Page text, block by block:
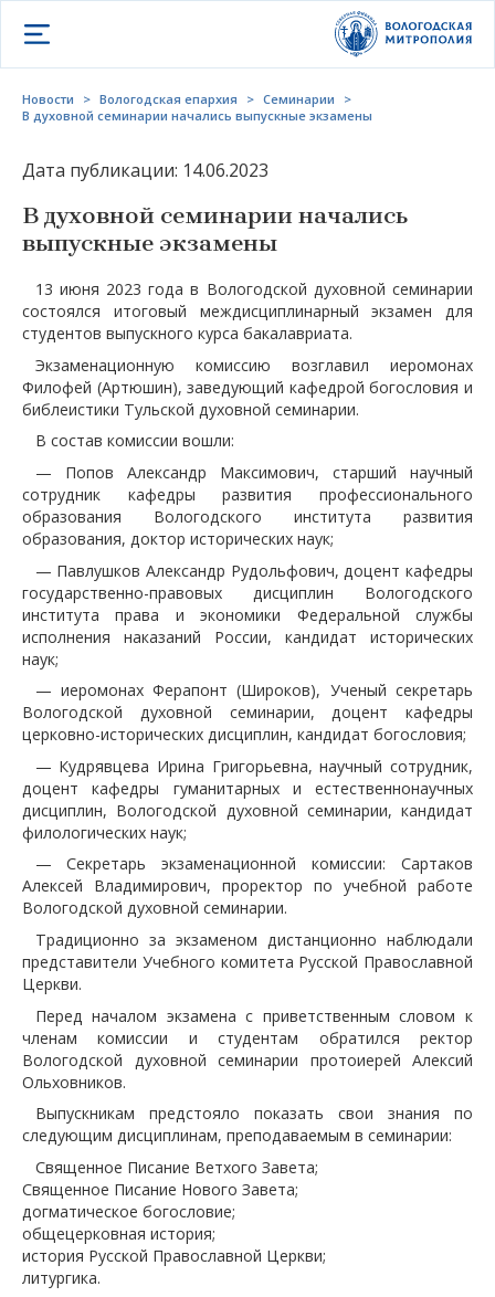
Открыть меню
Новости > Вологодская епархия > Семинарии
>
В духовной семинарии начались выпускные экзамены
Дата публикации: 14.06.2023
В духовной семинарии начались
выпускные экзамены
13 июня 2023 года в Вологодской духовной семинарии
состоялся итоговый междисциплинарный экзамен для
студентов выпускного курса бакалавриата.
Экзаменационную комиссию возглавил иеромонах
Филофей (Артюшин), заведующий кафедрой богословия и
библеистики Тульской духовной семинарии.
В состав комиссии вошли:
— Попов Александр Максимович, старший научный
сотрудник кафедры развития профессионального
образования Вологодского института развития
образования, доктор исторических наук;
— Павлушков Александр Рудольфович, доцент кафедры
государственно-правовых дисциплин Вологодского
института права и экономики Федеральной службы
исполнения наказаний России, кандидат исторических
наук;
— иеромонах Ферапонт (Широков), Ученый секретарь
Вологодской духовной семинарии, доцент кафедры
церковно-исторических дисциплин, кандидат богословия;
— Кудрявцева Ирина Григорьевна, научный сотрудник,
доцент кафедры гуманитарных и естественнонаучных
дисциплин, Вологодской духовной семинарии, кандидат
филологических наук;
— Секретарь экзаменационной комиссии: Сартаков
Алексей Владимирович, проректор по учебной работе
Вологодской духовной семинарии.
Традиционно за экзаменом дистанционно наблюдали
представители Учебного комитета Русской Православной
Церкви.
Перед началом экзамена с приветственным словом к
членам комиссии и студентам обратился ректор
Вологодской духовной семинарии протоиерей Алексий
Ольховников.
Выпускникам предстояло показать свои знания по
следующим дисциплинам, преподаваемым в семинарии:
Священное Писание Ветхого Завета;
Священное Писание Нового Завета;
догматическое богословие;
общецерковная история;
история Русской Православной Церкви;
литургика.